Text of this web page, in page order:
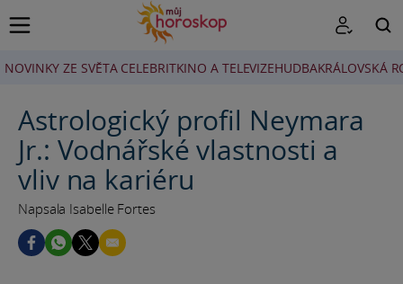
NOVINKY ZE SVĚTA CELEBRITKINO A TELEVIZEHUDBAKRÁLOVSKÁ
Astrologický profil Neymara
Jr.: Vodnářské vlastnosti a
vliv na kariéru
Napsala Isabelle Fortes